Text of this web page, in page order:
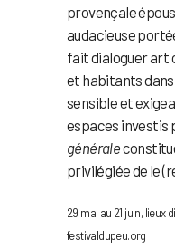
provençale
audacieuse
fait dialoguer art
et habitants
sensible et
espaces investis
générale
privilégiée de le
29 mai au 21 juin, lieux
festivaldupeu.org